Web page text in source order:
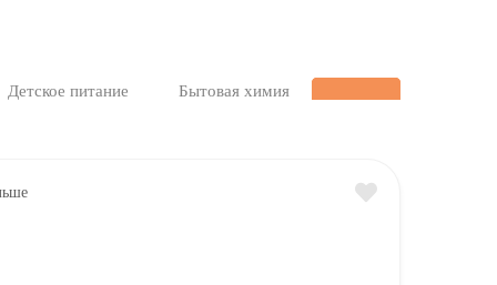
Детское питание Бытовая химия